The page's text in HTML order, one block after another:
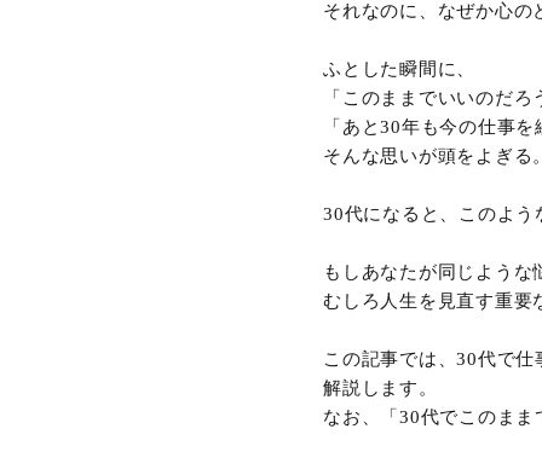
それなのに、なぜか心の
ふとした瞬間に、
「このままでいいのだろ
「あと30年も今の仕事
そんな思いが頭をよぎる
30代になると、このよ
もしあなたが同じよう
むしろ人生を見直す重要
この記事では、30代で
解説します。
なお、「30代でこのま